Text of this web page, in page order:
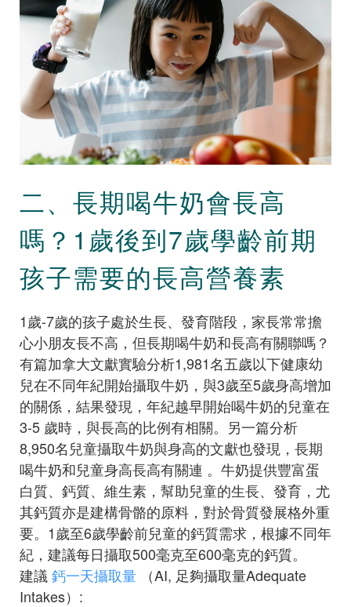
二、長期喝牛奶會長高
嗎？1歲後到7歲學齡前期
孩子需要的長高營養素
1歲-7歲的孩子處於生長、發育階段，家長常常擔
心小朋友長不高，但長期喝牛奶和長高有關聯嗎？
有篇加拿大文獻實驗分析1,981名五歲以下健康幼
兒在不同年紀開始攝取牛奶，與3歲至5歲身高增加
的關係，結果發現，年紀越早開始喝牛奶的兒童在
3-5 歲時，與長高的比例有相關。另一篇分析
8,950名兒童攝取牛奶與身高的文獻也發現，長期
喝牛奶和兒童身高長高有關連 。牛奶提供豐富蛋
白質、鈣質、維生素，幫助兒童的生長、發育，尤
其鈣質亦是建構骨骼的原料，對於骨質發展格外重
要。1歲至6歲學齡前兒童的鈣質需求，根據不同年
紀，建議每日攝取500毫克至600毫克的鈣質。
建議 鈣一天攝取量
（AI, 足夠攝取量Adequate
Intakes）: